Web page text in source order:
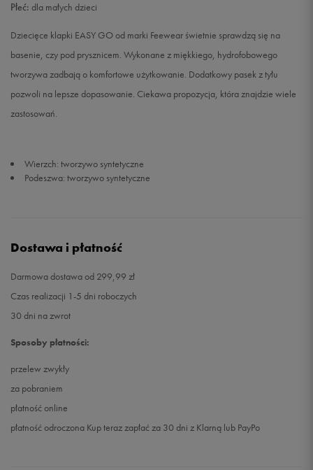
31 19,3 cm Powiadom o dostępności
32 20 cm Powiadom o dostępności
Płeć: dla małych dzieci
Dziecięce klapki EASY GO od marki Feewear świetnie sprawdzą się na
basenie, czy pod prysznicem. Wykonane z miękkiego, hydrofobowego
tworzywa zadbają o komfortowe użytkowanie. Dodatkowy pasek z tyłu
pozwoli na lepsze dopasowanie. Ciekawa propozycja, która znajdzie wiele
zastosowań.
Wierzch: tworzywo syntetyczne
Podeszwa: tworzywo syntetyczne
Dostawa i płatność
Darmowa dostawa od 299,99 zł
Czas realizacji 1-5 dni roboczych
30 dni na zwrot
Sposoby płatności:
przelew zwykły
za pobraniem
płatność online
płatność odroczona Kup teraz zapłać za 30 dni z Klarną lub PayPo